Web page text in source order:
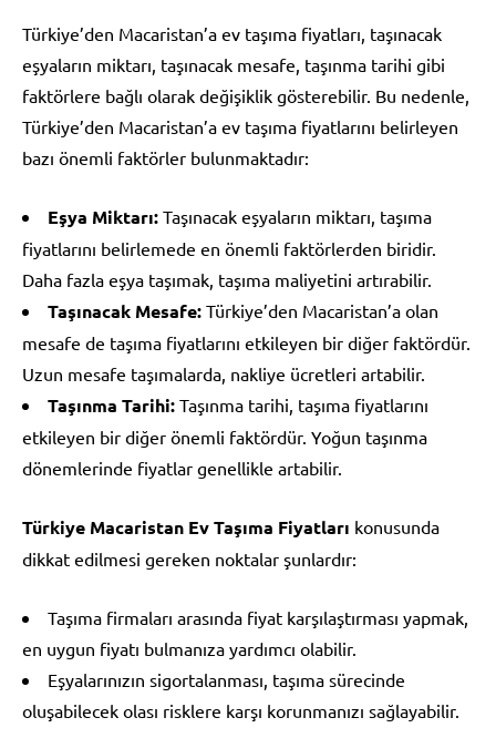
Türkiye’den Macaristan’a ev taşıma fiyatları, taşınacak
eşyaların miktarı, taşınacak mesafe, taşınma tarihi gibi
faktörlere bağlı olarak değişiklik gösterebilir. Bu nedenle,
Türkiye’den Macaristan’a ev taşıma fiyatlarını belirleyen
bazı önemli faktörler bulunmaktadır:
Eşya Miktarı: Taşınacak eşyaların miktarı, taşıma
fiyatlarını belirlemede en önemli faktörlerden biridir.
Daha fazla eşya taşımak, taşıma maliyetini artırabilir.
Taşınacak Mesafe: Türkiye’den Macaristan’a olan
mesafe de taşıma fiyatlarını etkileyen bir diğer faktördür.
Uzun mesafe taşımalarda, nakliye ücretleri artabilir.
Taşınma Tarihi: Taşınma tarihi, taşıma fiyatlarını
etkileyen bir diğer önemli faktördür. Yoğun taşınma
dönemlerinde fiyatlar genellikle artabilir.
Türkiye Macaristan Ev Taşıma Fiyatları konusunda
dikkat edilmesi gereken noktalar şunlardır:
Taşıma firmaları arasında fiyat karşılaştırması yapmak,
en uygun fiyatı bulmanıza yardımcı olabilir.
Eşyalarınızın sigortalanması, taşıma sürecinde
oluşabilecek olası risklere karşı korunmanızı sağlayabilir.